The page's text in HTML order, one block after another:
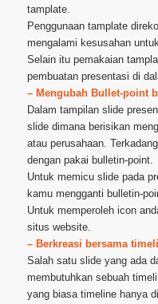
tamplate.
Penggunaan tamplate
mengalami kesusahan
Selain itu pemakaian
pembuatan presentasi di
– Mengubah Bullet-point
Dalam tampilan slide
slide dimana berisikan
atau perusahaan.
dengan pakai bulletin-point.
Untuk memicu slide pada
kamu mengganti bulletin-
Untuk memperoleh icon
situs website.
– Berkreasi bersama
Salah satu slide yang ada
membutuhkan sebuah
yang biasa timeline hanya